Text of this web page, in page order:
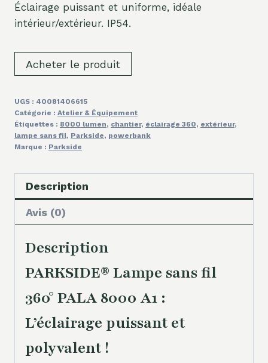
Éclairage puissant et uniforme, idéale
intérieur/extérieur. IP54.
Acheter le produit
UGS : 40081406615
Catégorie : Atelier & Équipement
Étiquettes : 8000 lumen, chantier, éclairage 360, extérieur,
lampe sans fil, Parkside, powerbank
Marque : Parkside
Description
Avis (0)
Description
PARKSIDE® Lampe sans fil
360° PALA 8000 A1 :
L’éclairage puissant et
polyvalent !